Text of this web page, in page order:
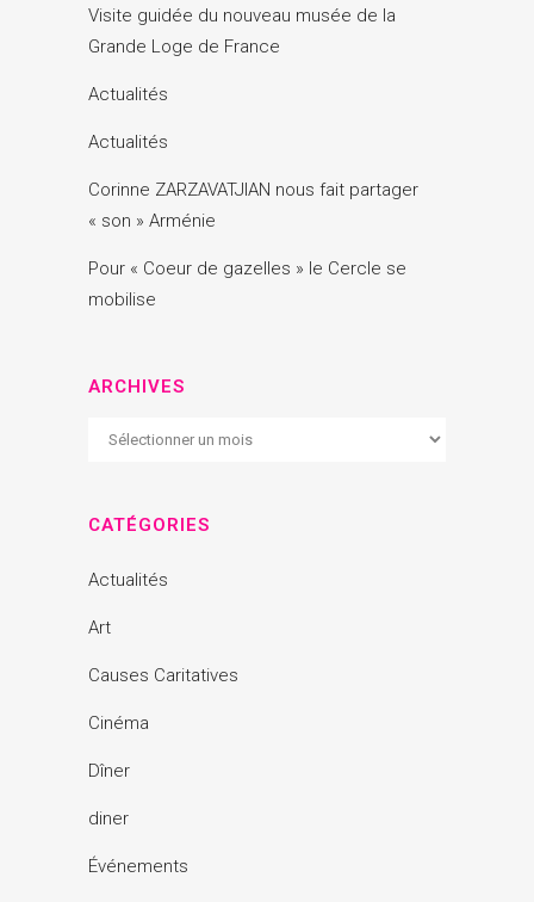
Visite guidée du nouveau musée de la
Grande Loge de France
Actualités
Actualités
Corinne ZARZAVATJIAN nous fait partager
« son » Arménie
Pour « Coeur de gazelles » le Cercle se
mobilise
ARCHIVES
Archives
CATÉGORIES
Actualités
Art
Causes Caritatives
Cinéma
Dîner
diner
Événements